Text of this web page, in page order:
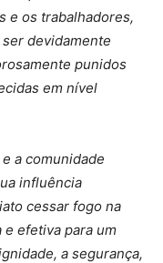
e os trabalhadores,
devidamente
punidos
em nível
a comunidade
influência
cessar fogo na
efetiva para um
a segurança,